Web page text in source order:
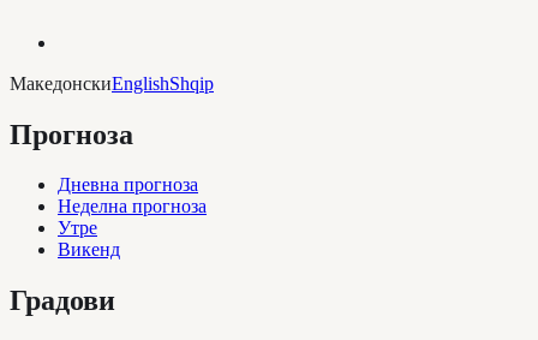
МакедонскиEnglishShqip
Прогноза
Дневна прогноза
Неделна прогноза
Утре
Викенд
Градови